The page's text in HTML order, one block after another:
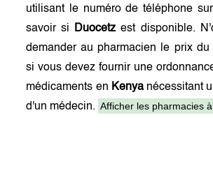
utilisant le numéro de téléphone
savoir si
Duocetz est disponible.
demander au pharmacien le prix du
si vous devez fournir une
médicaments en Kenyanécessitant
d'un médecin. Afficher les pharmacies